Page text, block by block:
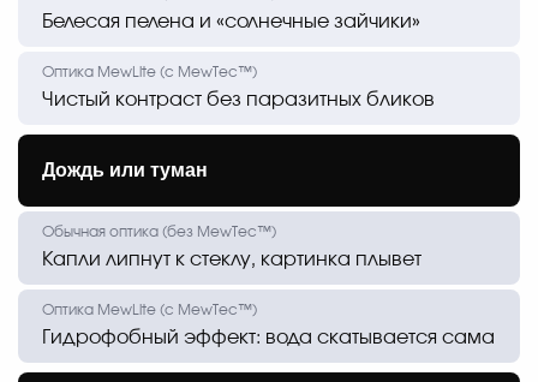
Белесая пелена и «солнечные зайчики»
Чистый контраст без паразитных бликов
Дождь или туман
Капли липнут к стеклу, картинка плывет
Гидрофобный эффект: вода скатывается сама